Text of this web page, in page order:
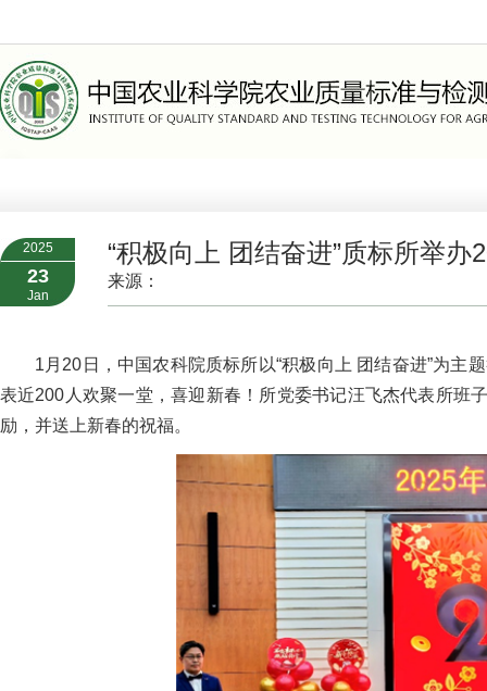
2025
23
Jan
“积极向上 团结奋进”质标所举办
来源：
1月20日，中国农科院质标所以“积极向上 团结奋进”为
表近200人欢聚一堂，喜迎新春！所党委书记汪飞杰代表所班
励，并送上新春的祝福。